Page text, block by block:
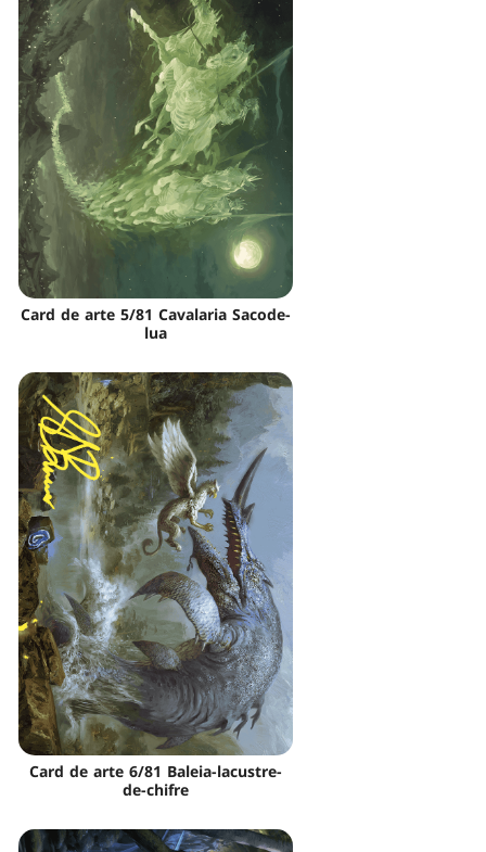
Card de arte 5/81 Cavalaria Sacode-
lua
Card de arte 6/81 Baleia-lacustre-
de-chifre